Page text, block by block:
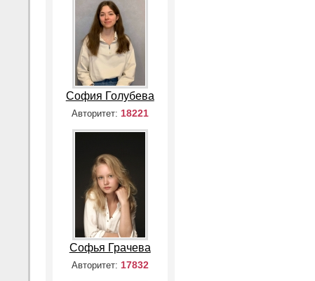
София Голубева
Авторитет: 18221
Софья Грачева
Авторитет: 17832